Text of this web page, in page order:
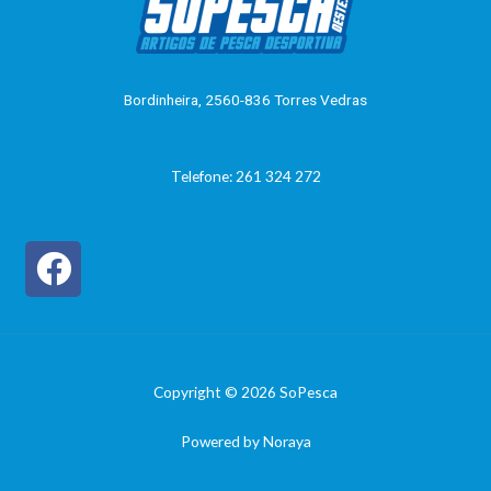
Bordinheira, 2560-836 Torres Vedras
Telefone: 261 324 272
Copyright © 2026 SoPesca
Powered by Noraya